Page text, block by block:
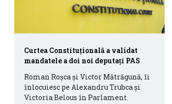
Curtea Constituțională a validat
mandatele a doi noi deputați PAS
Roman Roșca și Victor Mătrăgună, îi
înlocuiesc pe Alexandru Trubca și
Victoria Belous în Parlament.